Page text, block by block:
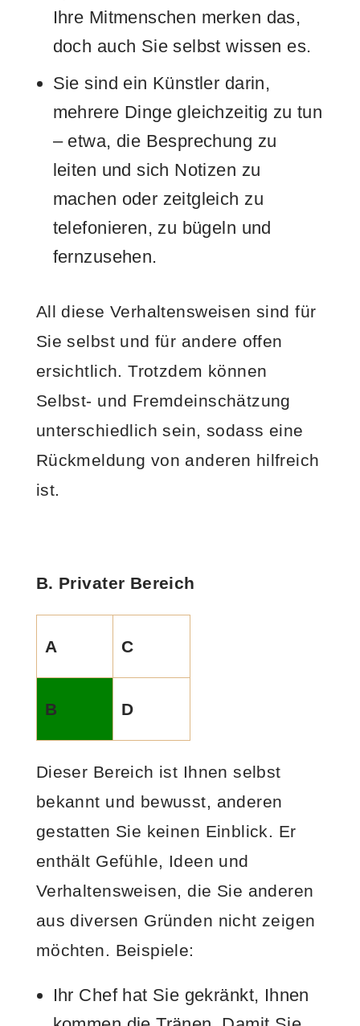
Ihre Mitmenschen merken das,
doch auch Sie selbst wissen es.
Sie sind ein Künstler darin,
mehrere Dinge gleichzeitig zu tun
– etwa, die Besprechung zu
leiten und sich Notizen zu
machen oder zeitgleich zu
telefonieren, zu bügeln und
fernzusehen.
All diese Verhaltensweisen sind für
Sie selbst und für andere offen
ersichtlich. Trotzdem können
Selbst- und Fremdeinschätzung
unterschiedlich sein, sodass eine
Rückmeldung von anderen hilfreich
ist.
B. Privater Bereich
A C
B D
Dieser Bereich ist Ihnen selbst
bekannt und bewusst, anderen
gestatten Sie keinen Einblick. Er
enthält Gefühle, Ideen und
Verhaltensweisen, die Sie anderen
aus diversen Gründen nicht zeigen
möchten. Beispiele:
Ihr Chef hat Sie gekränkt, Ihnen